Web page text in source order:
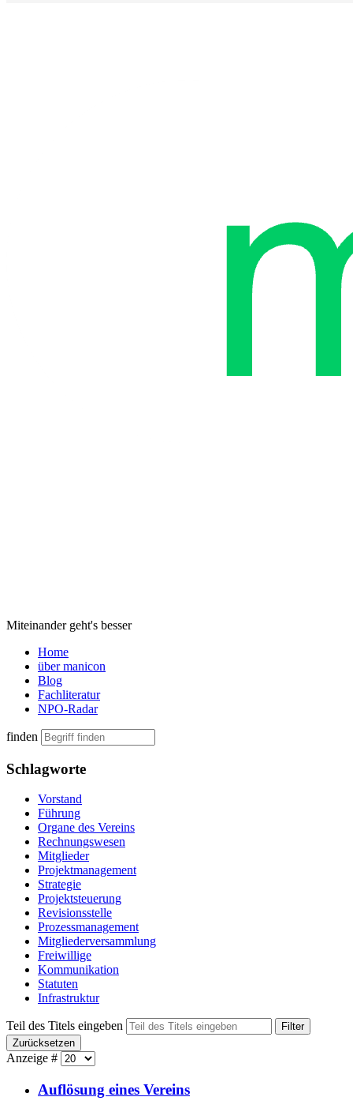
Miteinander geht's besser
Home
über manicon
Blog
Fachliteratur
NPO-Radar
finden
Schlagworte
Vorstand
Führung
Organe des Vereins
Rechnungswesen
Mitglieder
Projektmanagement
Strategie
Projektsteuerung
Revisionsstelle
Prozessmanagement
Mitgliederversammlung
Freiwillige
Kommunikation
Statuten
Infrastruktur
Teil des Titels eingeben
Filter
Zurücksetzen
Anzeige #
Auflösung eines Vereins